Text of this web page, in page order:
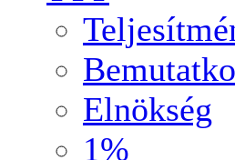
Elnökség
1%